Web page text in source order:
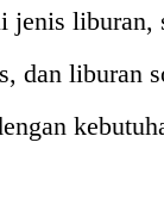
jenis liburan,
dan liburan